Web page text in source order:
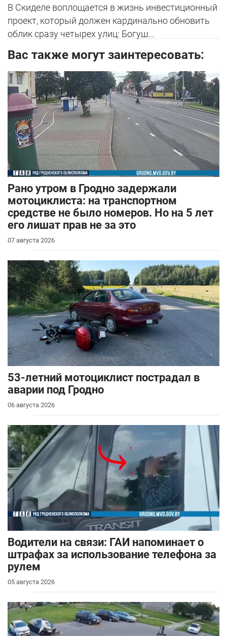
В Скиделе воплощается в жизнь инвестиционный
проект, который должен кардинально обновить
облик сразу четырех улиц: Богуш...
Вас также могут заинтересовать:
Рано утром в Гродно задержали
мотоциклиста: на транспортном
средстве не было номеров. Но на 5 лет
его лишат прав не за это
07 августа 2026
53-летний мотоциклист пострадал в
аварии под Гродно
06 августа 2026
Водители на связи: ГАИ напоминает о
штрафах за использование телефона за
рулем
05 августа 2026